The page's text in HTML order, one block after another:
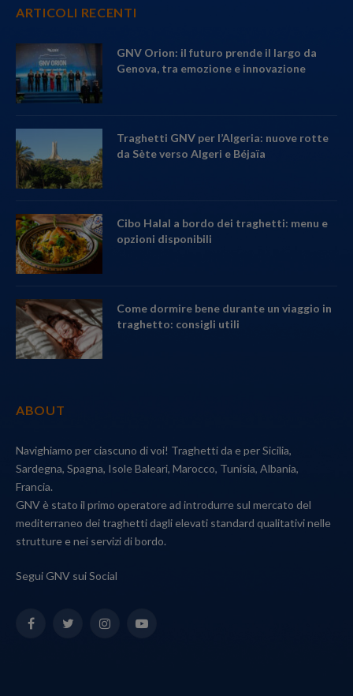
ARTICOLI RECENTI
GNV Orion: il futuro prende il largo da
Genova, tra emozione e innovazione
Traghetti GNV per l’Algeria: nuove rotte
da Sète verso Algeri e Béjaïa
Cibo Halal a bordo dei traghetti: menu e
opzioni disponibili
Come dormire bene durante un viaggio in
traghetto: consigli utili
ABOUT
Navighiamo per ciascuno di voi! Traghetti da e per Sicilia,
Sardegna, Spagna, Isole Baleari, Marocco, Tunisia, Albania,
Francia.
GNV è stato il primo operatore ad introdurre sul mercato del
mediterraneo dei traghetti dagli elevati standard qualitativi nelle
strutture e nei servizi di bordo.
Segui GNV sui Social
FacebookTwitterInstagramYouTube